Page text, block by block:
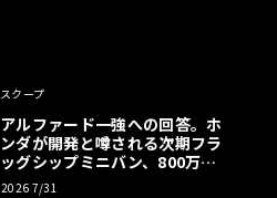
スクープ
アルファード一強への回答。ホ
ンダが開発と噂される次期フラ
ッグシップミニバン、800万円
超の勝算【予想CG】
2026 7/31